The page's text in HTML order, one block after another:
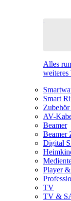
Alles
weiteres
Smart
Zubehör
AV-
Beamer
Beamer
Digital
Player
TV
TV &